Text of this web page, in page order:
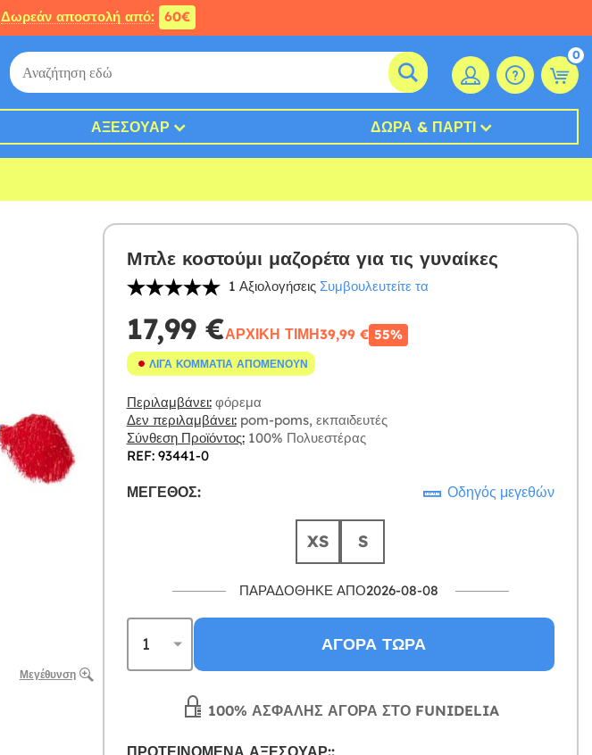
Δωρεάν αποστολή από: 60€
0
ΑΞΕΣΟΥΆΡ ΔΏΡΑ & ΠΆΡΤΙ
Μεγέθυνση
Μπλε κοστούμι μαζορέτα για τις γυναίκες
1 Αξιολογήσεις Συμβουλευτείτε τα
17,99 €ΑΡΧΙΚΉ ΤΙΜΉ39,99 € 55%
ΛΊΓΑ ΚΟΜΜΆΤΙΑ ΑΠΟΜΈΝΟΥΝ
Περιλαμβάνει:φόρεμα
Δεν περιλαμβάνει:pom-poms, εκπαιδευτές
Σύνθεση Προϊόντος:100% Πολυεστέρας
REF: 93441-0
ΜΈΓΕΘΟΣ: Οδηγός μεγεθών
XS S
ΠΑΡΑΔΌΘΗΚΕ ΑΠΌ2026-08-08
ΑΓΟΡΆ ΤΏΡΑ
100% ΑΣΦΑΛΉΣ ΑΓΟΡΆ ΣΤΟ FUNIDELIA